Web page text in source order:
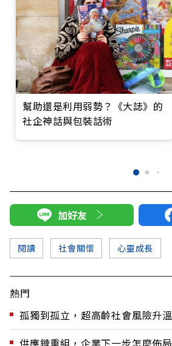
幫助還是利用弱勢？《大誌》的
社企神話與包裝話術
加好友
閱讀 社會關懷 心靈成長
熱門
孤獨到孤立，超高齡社會風險升溫